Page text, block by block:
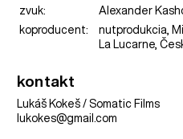
zvuk:
Alexander
koproducent:
nutprodukcia,
La Lucarne,
kontakt
Lukáš Kokeš / Somatic Films
lukokes@gmail.com